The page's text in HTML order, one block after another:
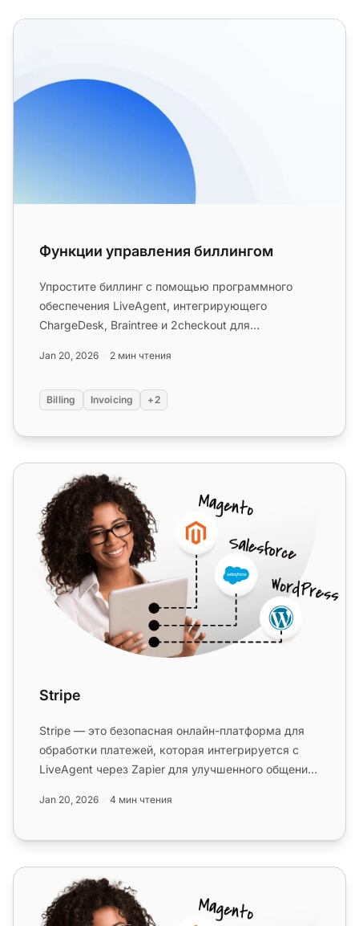
Функции управления биллингом
Функции управления биллингом
Упростите биллинг с помощью программного
обеспечения LiveAgent, интегрирующего
ChargeDesk, Braintree и 2checkout для
Jan 20, 2026 2 мин чтения
Billing Invoicing +2
Stripe
Stripe
Stripe — это безопасная онлайн-платформа для
обработки платежей, которая интегрируется с
LiveAgent через Zapier для улучшенного общения
Jan 20, 2026 4 мин чтения
InvoiceBerry